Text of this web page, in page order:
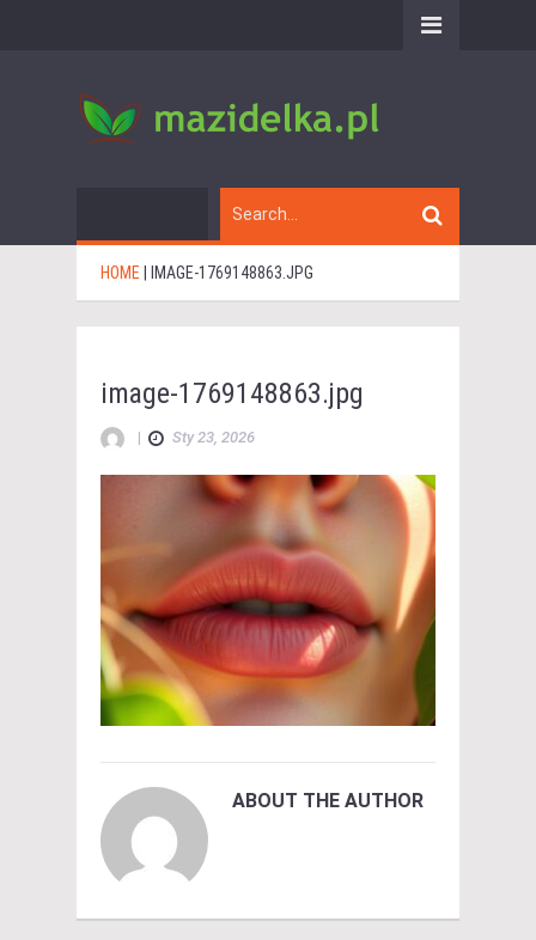
HOME IMAGE-1769148863.JPG
image-1769148863.jpg
| Sty 23, 2026
ABOUT THE AUTHOR